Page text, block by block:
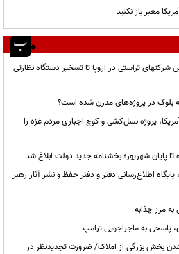
معبر باز نکنید
تراستی در اروپا تا تسخیر دستگاه نظارتی
بلوک در پروژه‌های مدرن شده است؟
پروژه نسل‌کشی و کوچ اجباری مردم غزه را
پایان شهریور؛ بخشنامه جدید دولت ابلاغ شد
اطلاع‌رسانی دفتر و دفتر حفظ و نشر آثار رهبر
به مرز چذابه
پاسخی به ماجراجویی ترامپ
بخش بزرگی از املاک/ ضرورت تجدیدنظر در